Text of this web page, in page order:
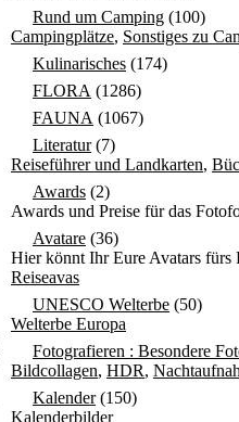
Rund um Camping (100)
Campingplätze, Sonstiges zu
Kulinarisches (174)
FLORA (1286)
FAUNA (1067)
Literatur(7)
Reiseführer und Landkarten,
Awards (2)
Awards und Preise für das
Avatare (36)
Hier könnt Ihr Eure Avatars fürs
Reiseavas
UNESCO Welterbe (50)
Welterbe Europa
Fotografieren : Besondere
Bildcollagen, HDR,
Kalender(150)
Kalenderbilder